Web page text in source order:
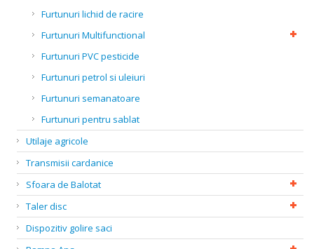
Furtunuri lichid de racire
Furtunuri Multifunctional
Furtunuri PVC pesticide
Furtunuri petrol si uleiuri
Furtunuri semanatoare
Furtunuri pentru sablat
Utilaje agricole
Transmisii cardanice
Sfoara de Balotat
Taler disc
Dispozitiv golire saci